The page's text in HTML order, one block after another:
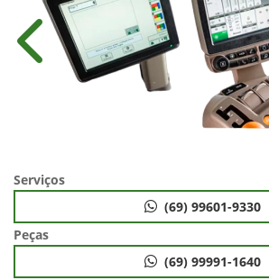
Anterior
Serviços
(69) 99601-9330
Peças
(69) 99991-1640